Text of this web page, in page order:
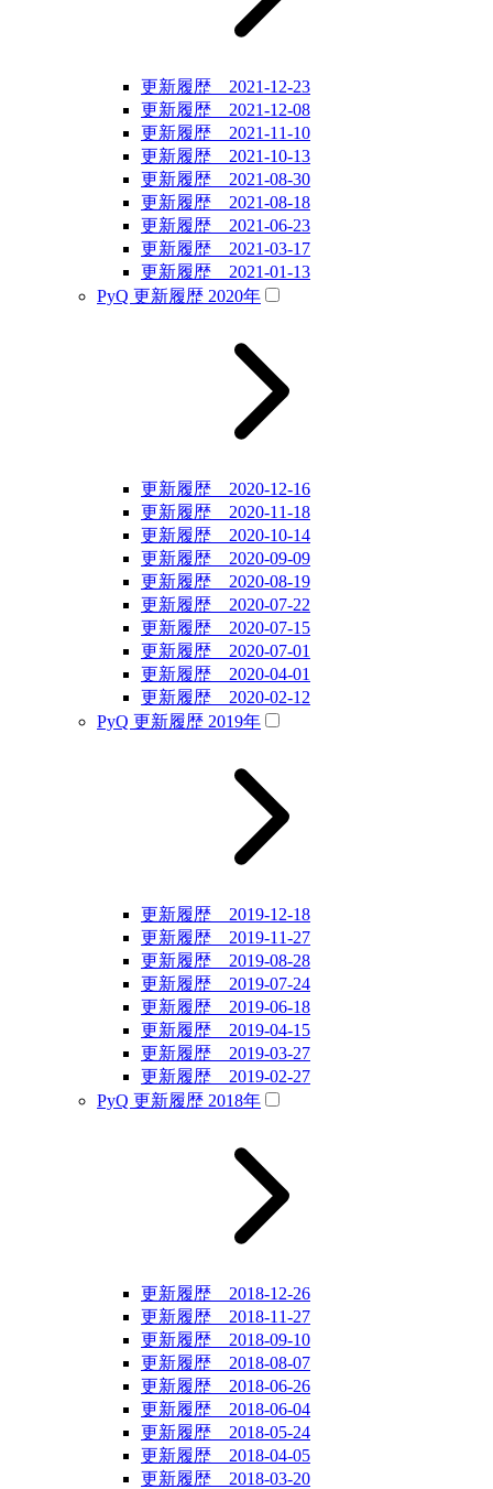
更新履歴 2021-12-23
更新履歴 2021-12-08
更新履歴 2021-11-10
更新履歴 2021-10-13
更新履歴 2021-08-30
更新履歴 2021-08-18
更新履歴 2021-06-23
更新履歴 2021-03-17
更新履歴 2021-01-13
PyQ 更新履歴 2020年
更新履歴 2020-12-16
更新履歴 2020-11-18
更新履歴 2020-10-14
更新履歴 2020-09-09
更新履歴 2020-08-19
更新履歴 2020-07-22
更新履歴 2020-07-15
更新履歴 2020-07-01
更新履歴 2020-04-01
更新履歴 2020-02-12
PyQ 更新履歴 2019年
更新履歴 2019-12-18
更新履歴 2019-11-27
更新履歴 2019-08-28
更新履歴 2019-07-24
更新履歴 2019-06-18
更新履歴 2019-04-15
更新履歴 2019-03-27
更新履歴 2019-02-27
PyQ 更新履歴 2018年
更新履歴 2018-12-26
更新履歴 2018-11-27
更新履歴 2018-09-10
更新履歴 2018-08-07
更新履歴 2018-06-26
更新履歴 2018-06-04
更新履歴 2018-05-24
更新履歴 2018-04-05
更新履歴 2018-03-20